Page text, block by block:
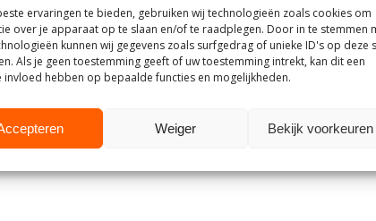
ervaringen te bieden, gebruiken wij technologieën zoals cookies om
over je apparaat op te slaan en/of te raadplegen. Door in te stemmen
kunnen wij gegevens zoals surfgedrag of unieke ID's op deze
Als je geen toestemming geeft of uw toestemming intrekt, kan dit een
invloed hebben op bepaalde functies en mogelijkheden.
Weiger Bekijk voorkeuren
geadviseerd om de